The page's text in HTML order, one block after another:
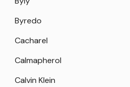
Byredo
Cacharel
Calmapherol
Calvin Klein